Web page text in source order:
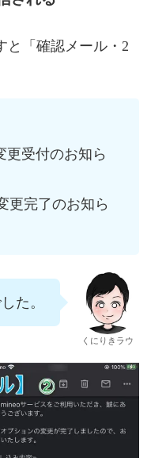
と「確認メール・2
更受付のお知ら
更完了のお知ら
た。
くにりきラウ